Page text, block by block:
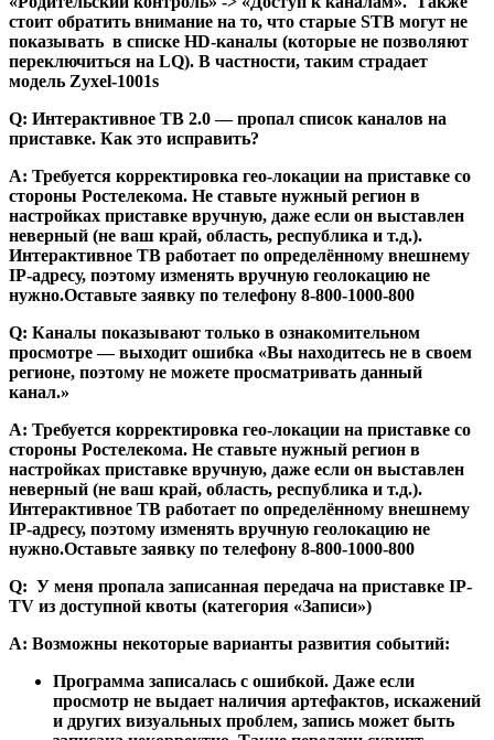
стоит обратить внимание на то, что старые STB могут не
показывать в списке HD-каналы (которые не позволяют
переключиться на LQ). В частности, таким страдает
модель Zyxel-1001s
Q: Интерактивное ТВ 2.0 — пропал список каналов на
приставке. Как это исправить?
А: Требуется корректировка гео-локации на приставке со
стороны Ростелекома. Не ставьте нужный регион в
настройках приставке вручную, даже если он выставлен
неверный (не ваш край, область, республика и т.д.).
Интерактивное ТВ работает по определённому внешнему
IP-адресу, поэтому изменять вручную геолокацию не
нужно.Оставьте заявку по телефону 8-800-1000-800
Q: Каналы показывают только в ознакомительном
просмотре — выходит ошибка «Вы находитесь не в своем
регионе, поэтому не можете просматривать данный
канал.»
А: Требуется корректировка гео-локации на приставке со
стороны Ростелекома. Не ставьте нужный регион в
настройках приставке вручную, даже если он выставлен
неверный (не ваш край, область, республика и т.д.).
Интерактивное ТВ работает по определённому внешнему
IP-адресу, поэтому изменять вручную геолокацию не
нужно.Оставьте заявку по телефону 8-800-1000-800
Q: У меня пропала записанная передача на приставке IP-
TV из доступной квоты (категория «Записи»)
А: Возможны некоторые варианты развития событий:
Программа записалась с ошибкой. Даже если
просмотр не выдает наличия артефактов, искажений
и других визуальных проблем, запись может быть